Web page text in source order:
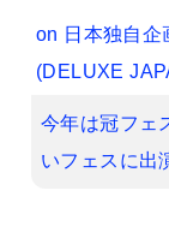
on 日本独自
(DELUXE
今年は冠フェ
いフェスに出